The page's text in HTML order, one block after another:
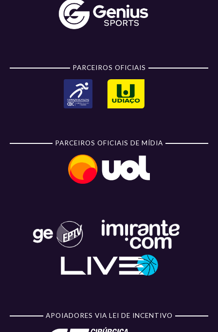
PARCEIROS OFICIAIS
PARCEIROS OFICIAIS DE MÍDIA
APOIADORES VIA LEI DE INCENTIVO